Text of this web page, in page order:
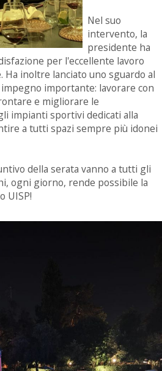
Nel suo
intervento, la
presidente ha
per l'eccellente lavoro
inoltre lanciato uno sguardo al
importante: lavorare con
e migliorare le
impianti sportivi dedicati alla
a tutti spazi sempre più idonei
della serata vanno a tutti gli
ogni giorno, rende possibile la
UISP!